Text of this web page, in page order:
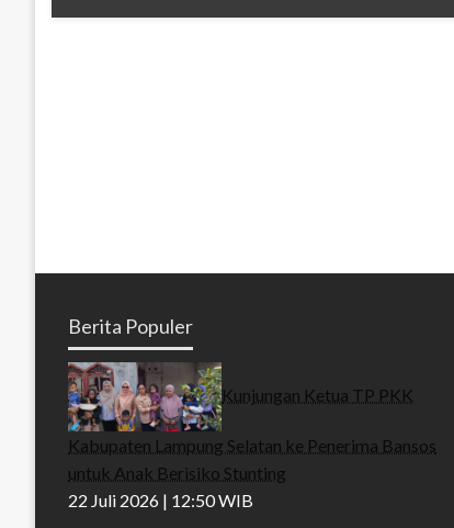
Berita Populer
Kunjungan Ketua TP PKK
Kabupaten Lampung Selatan ke Penerima Bansos
untuk Anak Berisiko Stunting
22 Juli 2026 | 12:50 WIB